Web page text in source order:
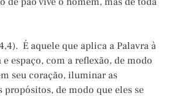
É aquele que aplica a Palavra à
espaço, com a reflexão, de modo
seu coração, iluminar as
de modo que eles se